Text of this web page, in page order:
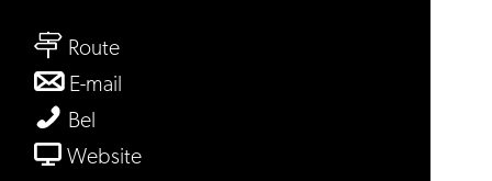
Routenaar
Swan
E-mail
Market
Bel
Market
Websitevan